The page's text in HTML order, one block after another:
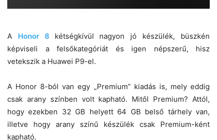
A Honor 8 kétségkívül nagyon jó készülék, büszkén
képviseli a felsőkategóriát és igen népszerű, hisz
vetekszik a Huawei P9-el.
A Honor 8-ból van egy „Premium” kiadás is, mely eddig
csak arany színben volt kapható. Mitől Premium? Attól,
hogy ezekben 32 GB helyett 64 GB belső tárhely van,
illetve hogy arany színű készülék csak Premium-ként
kapható.